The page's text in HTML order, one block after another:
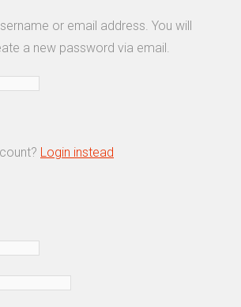
or email address. You will
a new password via email.
Login instead